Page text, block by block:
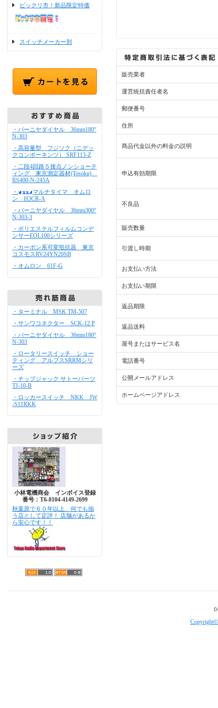
ビックリ市！新品限定特価
スイッチメーカー別
・バーニヤダイヤル 36mm180°
N-303
・高容量型 フジソク（ニデッ
クコンポーネンツ） SRF113-Z
・二段4回路５接点ノンショーテ
ィング 東京測定器材(Tosoku)
RS400-N-245A
・
マルチタイマ オムロ
ン H3CR-A
・バーニヤダイヤル 36mm300°
N-303-3
・ポリエステルフィルムコンデ
ンサーEOL100シリーズ
・カーボン系可変抵抗器 東京
コスモスRV24YN20SB
・オムロン 61F-G
・ターミナル MSK TM-507
・サンワコネクター SCK-12 P
・バーニヤダイヤル 36mm180°
N-303
・ロータリースイッチ ショー
ティング アルプスSRRMシリ
ーズ
・チップジャック サトーパーツ
TJ-10-B
・ロッカースイッチ NKK JW
-S11RKK
小林電機商会 インボイス登録
番号：T6-8104-4149-2699
秋葉原で６０年以上、何でも揃
う店として定評！ 店舗があるか
ら安心です！！
販売業者
運営統括責任者名
郵便番号
住所
商品代金以外の料金の説明
申込有効期限
不良品
販売数量
引渡し時期
お支払い方法
お支払い期限
返品期限
返品送料
屋号またはサービス名
電話番号
公開メールアドレス
ホームページアドレス
Copyright©